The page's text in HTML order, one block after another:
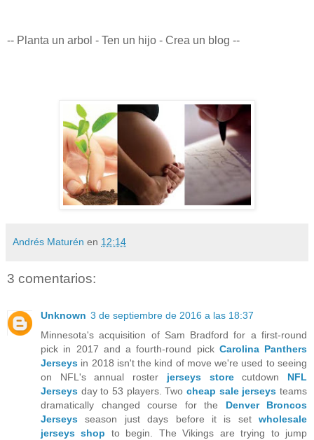
-- Planta un arbol - Ten un hijo - Crea un blog --
Andrés Maturén en 12:14
3 comentarios:
Unknown 3 de septiembre de 2016 a las 18:37
Minnesota's acquisition of Sam Bradford for a first-round
pick in 2017 and a fourth-round pick Carolina Panthers
Jerseys in 2018 isn't the kind of move we're used to seeing
on NFL's annual roster jerseys storecutdown NFL
Jerseys day to 53 players. Two cheap sale jerseys teams
dramatically changed course for the Denver Broncos
Jerseys season just days before it is set wholesale
jerseys shop to begin. The Vikings are trying to jump